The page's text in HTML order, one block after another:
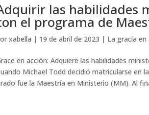
las habilidades
el programa de
xabella | 19 de abril de 2023 | La gracia en
en acción: Adquiere las habilidades
Michael Todd decidió matricularse en
fue la Maestría en Ministerio (MM). Al